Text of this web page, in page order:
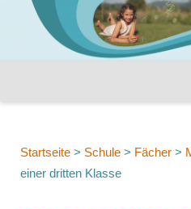
Startseite > Schule > Fächer >
einer dritten Klasse